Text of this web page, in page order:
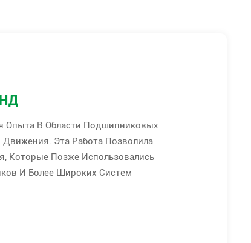
Опыта В Области Подшипниковых
Эта Работа Позволила
Которые Позже Использовались
И Более Широких Систем